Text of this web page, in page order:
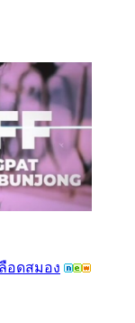
อดสมอง